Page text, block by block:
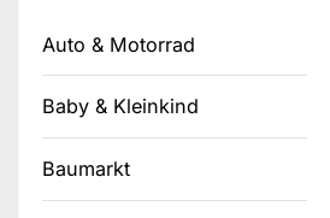
Auto & Motorrad
Baby & Kleinkind
Baumarkt